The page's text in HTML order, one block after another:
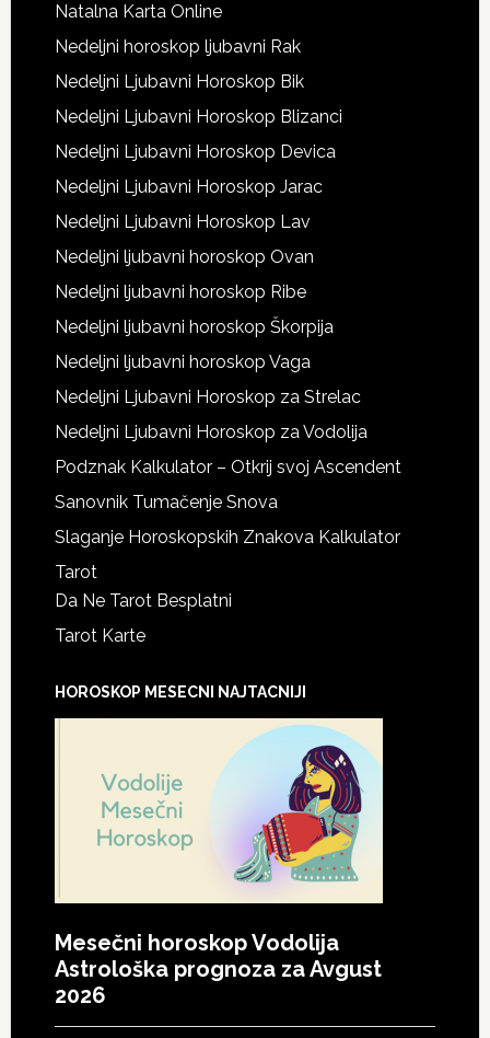
Natalna Karta Online
Nedeljni horoskop ljubavni Rak
Nedeljni Ljubavni Horoskop Bik
Nedeljni Ljubavni Horoskop Blizanci
Nedeljni Ljubavni Horoskop Devica
Nedeljni Ljubavni Horoskop Jarac
Nedeljni Ljubavni Horoskop Lav
Nedeljni ljubavni horoskop Ovan
Nedeljni ljubavni horoskop Ribe
Nedeljni ljubavni horoskop Škorpija
Nedeljni ljubavni horoskop Vaga
Nedeljni Ljubavni Horoskop za Strelac
Nedeljni Ljubavni Horoskop za Vodolija
Podznak Kalkulator – Otkrij svoj Ascendent
Sanovnik Tumačenje Snova
Slaganje Horoskopskih Znakova Kalkulator
Tarot
Da Ne Tarot Besplatni
Tarot Karte
HOROSKOP MESECNI NAJTACNIJI
Mesečni horoskop Vodolija
Astrološka prognoza za Avgust
2026